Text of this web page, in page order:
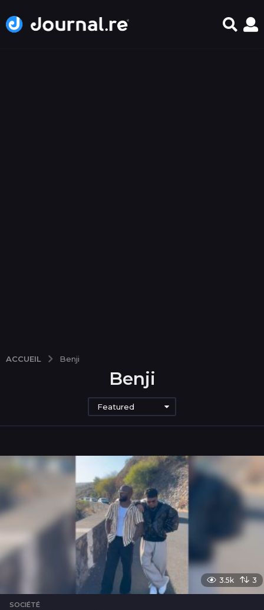
ACCUEIL Benji
Benji
Featured
3.5k 3
SOCIÉTÉ